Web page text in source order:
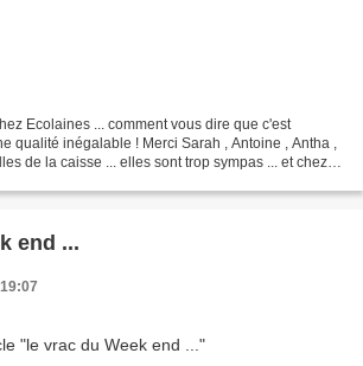
Ecolaines ... comment vous dire que c'est
qualité inégalable ! Merci Sarah , Antoine , Antha ,
de la caisse ... elles sont trop sympas ... et chez
end ...